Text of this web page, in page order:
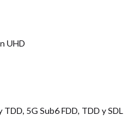
UHD
5G Sub6 FDD, TDD y SDL